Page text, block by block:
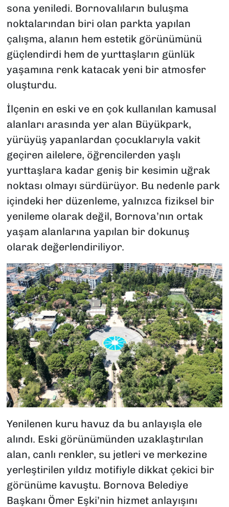
sona yeniledi. Bornovalıların buluşma
noktalarından biri olan parkta yapılan
çalışma, alanın hem estetik görünümünü
güçlendirdi hem de yurttaşların günlük
yaşamına renk katacak yeni bir atmosfer
oluşturdu.
İlçenin en eski ve en çok kullanılan kamusal
alanları arasında yer alan Büyükpark,
yürüyüş yapanlardan çocuklarıyla vakit
geçiren ailelere, öğrencilerden yaşlı
yurttaşlara kadar geniş bir kesimin uğrak
noktası olmayı sürdürüyor. Bu nedenle park
içindeki her düzenleme, yalnızca fiziksel bir
yenileme olarak değil, Bornova’nın ortak
yaşam alanlarına yapılan bir dokunuş
olarak değerlendiriliyor.
Yenilenen kuru havuz da bu anlayışla ele
alındı. Eski görünümünden uzaklaştırılan
alan, canlı renkler, su jetleri ve merkezine
yerleştirilen yıldız motifiyle dikkat çekici bir
görünüme kavuştu. Bornova Belediye
Başkanı Ömer Eşki’nin hizmet anlayışını